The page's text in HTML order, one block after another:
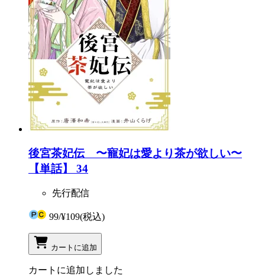
後宮茶妃伝 〜寵妃は愛より茶が欲しい〜
【単話】 34
先行配信
99/¥109(税込)
カートに追加
カートに追加しました